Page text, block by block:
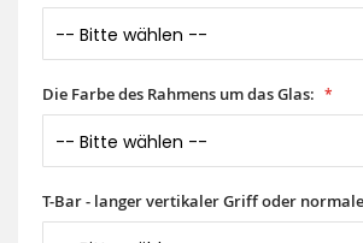
Die Farbe des Rahmens um das Glas:
T-Bar - langer vertikaler Griff oder